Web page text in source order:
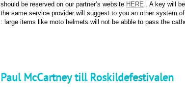
should be reserved on our partner’s website HERE . A key will
the same service provider will suggest to you an other system
: large items like moto helmets will not be abble to pass the
Paul McCartney till Roskildefestivalen